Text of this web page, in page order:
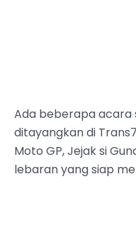
Ada beberapa acara
ditayangkan di
Moto GP, Jejak si
lebaran yang siap